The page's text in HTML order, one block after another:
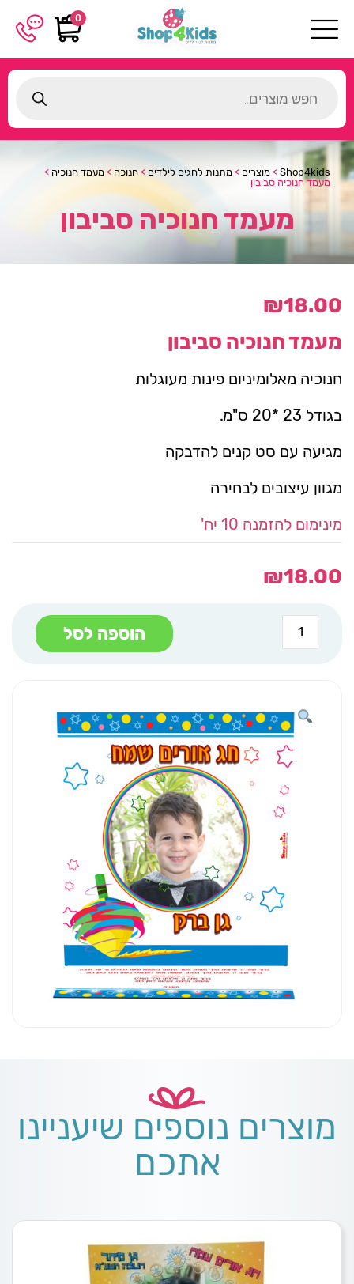
0
search
Shop4kids
> מוצרים > מתנות לחגים לילדים > חנוכה > מעמד חנוכיה >
מעמד חנוכיה סביבון
מעמד חנוכיה סביבון
₪18.00
מעמד חנוכיה סביבון
חנוכיה מאלומיניום פינות מעוגלות
בגודל 23 *20 ס"מ.
מגיעה עם סט קנים להדבקה
מגוון עיצובים לבחירה
מינימום להזמנה 10 יח'
₪18.00
כמות
של
מעמד
הוספה לסל
מוצרים נוספים שיעניינו
אתכם